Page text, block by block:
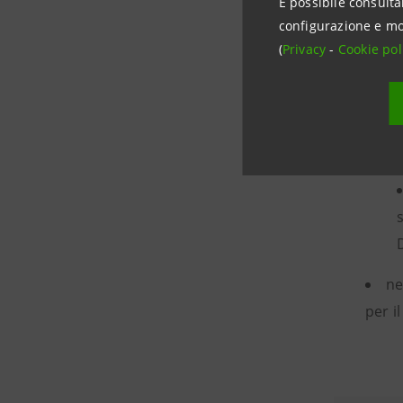
configurazione e
(Privacy- Cookie
per